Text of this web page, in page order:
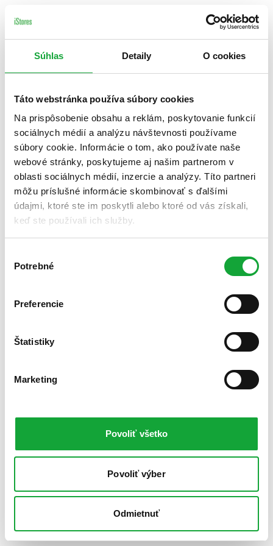
Súhlas Detaily O cookies
Táto webstránka používa súbory cookies
Na prispôsobenie obsahu a reklám, poskytovanie funkcií
sociálnych médií a analýzu návštevnosti používame
súbory cookie. Informácie o tom, ako používate naše
webové stránky, poskytujeme aj našim partnerom v
oblasti sociálnych médií, inzercie a analýzy. Títo partneri
môžu príslušné informácie skombinovať s ďalšími
údajmi, ktoré ste im poskytli alebo ktoré od vás získali,
keď ste používali ich služby.
súhlasu
Potrebné
Preferencie
Štatistiky
Marketing
Povoliť všetko
Povoliť výber
Odmietnuť